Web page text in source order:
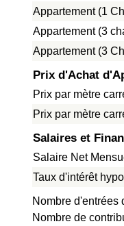
Appartement (1
Appartement (3
Appartement (3
Prix d'Achat
Prix par mètre
Prix par mètre
Salaires et
Salaire Net
Taux d'intérêt
Nombre d'entrées
Nombre de